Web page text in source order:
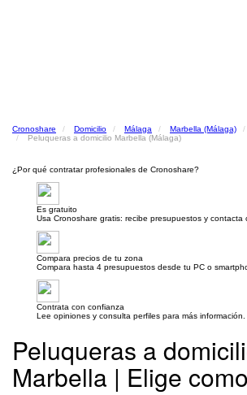
Cronoshare Domicilio Málaga Marbella (Málaga)
Peluqueras a domicilio Marbella (Málaga)
¿Por qué contratar profesionales de Cronoshare?
Es gratuito
Usa Cronoshare gratis: recibe presupuestos y contacta
Compara precios de tu zona
Compara hasta 4 presupuestos desde tu PC o
Contrata con confianza
Lee opiniones y consulta perfiles para más información.
Peluqueras a
Marbella | Elige